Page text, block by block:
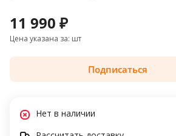
11 990 ₽
Цена указана за: шт
Подписаться
Нет в наличии